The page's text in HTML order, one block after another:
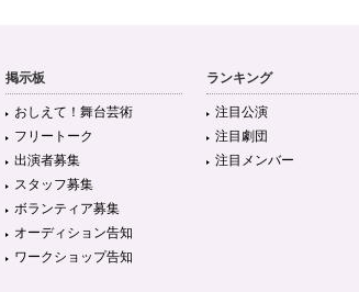
掲示板
おしえて！舞台芸術
フリートーク
出演者募集
スタッフ募集
ボランティア募集
オーディション告知
ワークショップ告知
ランキング
注目公演
注目劇団
注目メンバー